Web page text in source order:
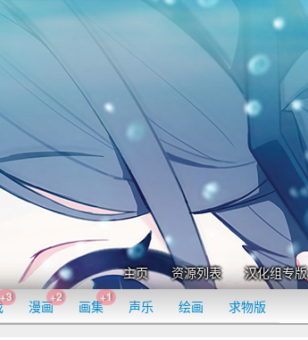
主页 资源列表 汉化组专版
+3
漫画
+2
画集
+1
声乐 绘画 求物版